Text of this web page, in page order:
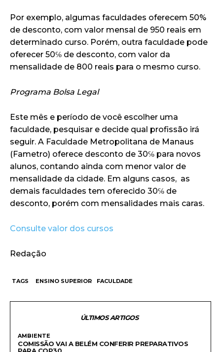
Por exemplo, algumas faculdades oferecem 50%
de desconto, com valor mensal de 950 reais em
determinado curso. Porém, outra faculdade pode
oferecer 50℅ de desconto, com valor da
mensalidade de 800 reais para o mesmo curso.
Programa Bolsa Legal
Este mês e período de você escolher uma
faculdade, pesquisar e decide qual profissão irá
seguir. A Faculdade Metropolitana de Manaus
(Fametro) oferece desconto de 30℅ para novos
alunos, contando ainda com menor valor de
mensalidade da cidade. Em alguns casos, as
demais faculdades tem oferecido 30℅ de
desconto, porém com mensalidades mais caras.
Consulte valor dos cursos
Redação
TAGS ENSINO SUPERIOR FACULDADE
ÚLTIMOS ARTIGOS
AMBIENTE
COMISSÃO VAI A BELÉM CONFERIR PREPARATIVOS
PARA COP30